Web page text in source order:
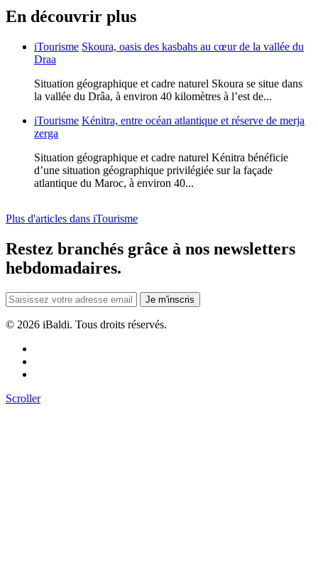
En découvrir plus
iTourisme Skoura, oasis des kasbahs au cœur de la vallée du
Draa
Situation géographique et cadre naturel Skoura se situe dans
la vallée du Drâa, à environ 40 kilomètres à l’est de...
iTourisme Kénitra, entre océan atlantique et réserve de merja
zerga
Situation géographique et cadre naturel Kénitra bénéficie
d’une situation géographique privilégiée sur la façade
atlantique du Maroc, à environ 40...
Plus d'articles dans iTourisme
Restez branchés grâce à nos newsletters
hebdomadaires.
Je m'inscris
© 2026 iBaldi. Tous droits réservés.
Scroller